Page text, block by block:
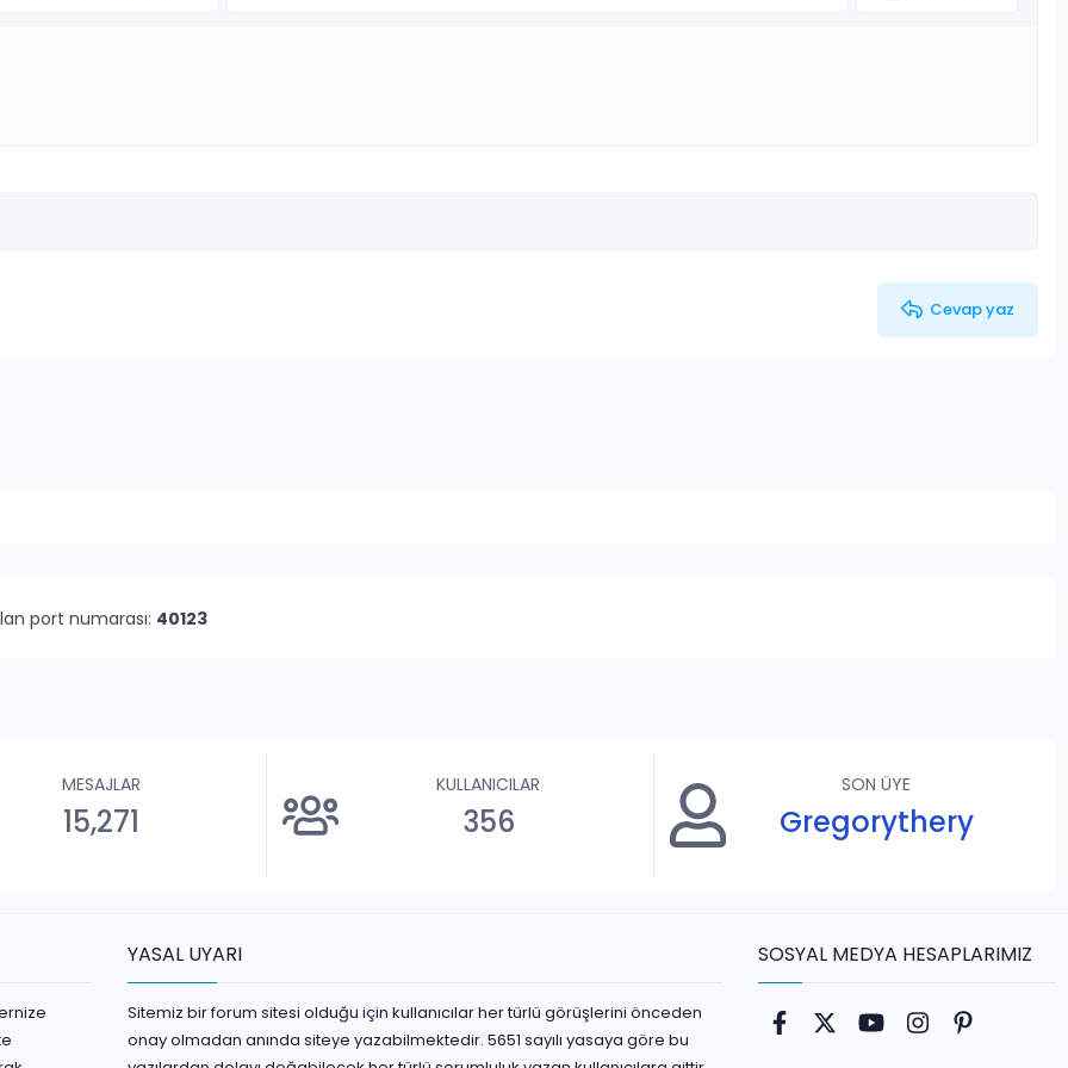
Cevap yaz
port numarası: 40123
MESAJLAR
15,271
KULLANICILAR
356
SON ÜYE
Gregorythery
YASAL UYARI
Sitemiz bir forum sitesi olduğu için kullanıcılar her türlü görüşlerini önceden
onay olmadan anında siteye yazabilmektedir. 5651 sayılı yasaya göre bu
SOSYAL MEDYA HESAPLARIMIZ
Facebook
Twitter youtubeInstagram